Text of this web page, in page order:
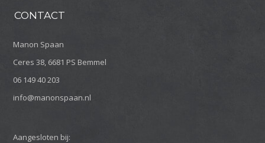
CONTACT
Manon Spaan
Ceres 38, 6681 PS Bemmel
06 149 40 203
info@manonspaan.nl
Aangesloten bij: